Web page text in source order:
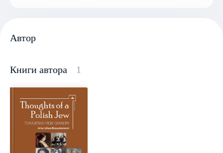
Автор
Книги автора 1